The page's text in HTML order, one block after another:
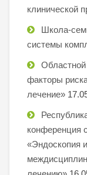
клинической
Школа-
системы
факторы
лечение»
конференция
«Эндоскопия